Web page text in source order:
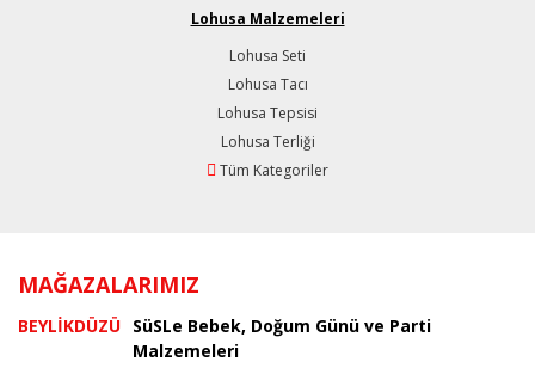
Lohusa Malzemeleri
Lohusa Seti
Lohusa Tacı
Lohusa Tepsisi
Lohusa Terliği
Tüm Kategoriler
MAĞAZALARIMIZ
BEYLİKDÜZÜ SüSLe Bebek, Doğum Günü ve Parti
Malzemeleri